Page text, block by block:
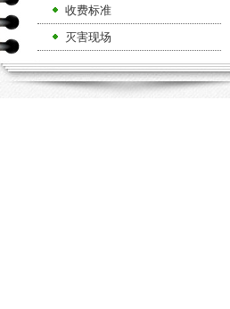
收费标准
灭害现场